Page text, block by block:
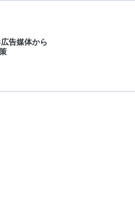
告媒体から